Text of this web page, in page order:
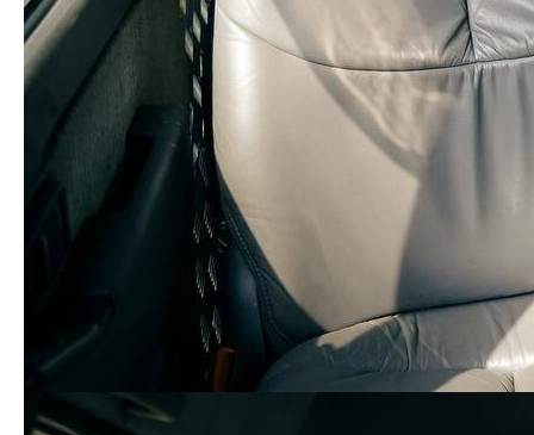
Добавить комментарий
Ваш адрес email не будет опубликован.Обязательные
поля помечены
Имя* Сайт